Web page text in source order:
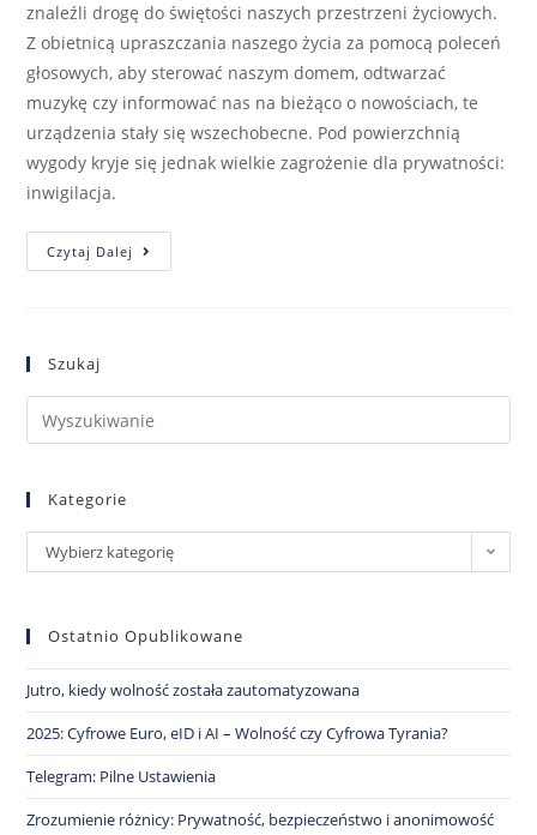
znaleźli drogę do świętości naszych przestrzeni życiowych.
Z obietnicą upraszczania naszego życia za pomocą poleceń
głosowych, aby sterować naszym domem, odtwarzać
muzykę czy informować nas na bieżąco o nowościach, te
urządzenia stały się wszechobecne. Pod powierzchnią
wygody kryje się jednak wielkie zagrożenie dla prywatności:
inwigilacja.
Czytaj Dalej
Szukaj
Kategorie
Wybierz kategorię
Ostatnio Opublikowane
Jutro, kiedy wolność została zautomatyzowana
2025: Cyfrowe Euro, eID i AI – Wolność czy Cyfrowa Tyrania?
Telegram: Pilne Ustawienia
Zrozumienie różnicy: Prywatność, bezpieczeństwo i anonimowość